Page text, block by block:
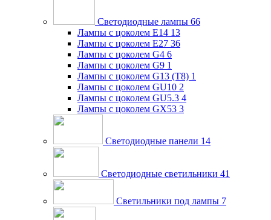
Светодиодные лампы 66
Лампы с цоколем E14 13
Лампы с цоколем E27 36
Лампы с цоколем G4 6
Лампы с цоколем G9 1
Лампы с цоколем G13 (Т8) 1
Лампы с цоколем GU10 2
Лампы с цоколем GU5.3 4
Лампы с цоколем GX53 3
Светодиодные панели 14
Светодиодные светильники 41
Светильники под лампы 7